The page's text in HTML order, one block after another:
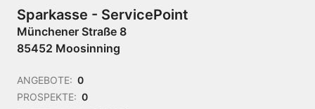
Sparkasse - ServicePoint
Münchener Straße 8
85452 Moosinning
ANGEBOTE: 0
PROSPEKTE: 0